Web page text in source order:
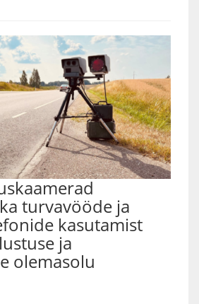
turvavööde ja
kasutamist
ja
olemasolu